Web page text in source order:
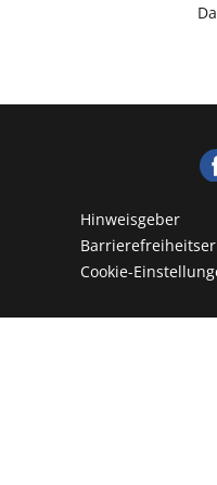
Hinweisgeber
Cookie-